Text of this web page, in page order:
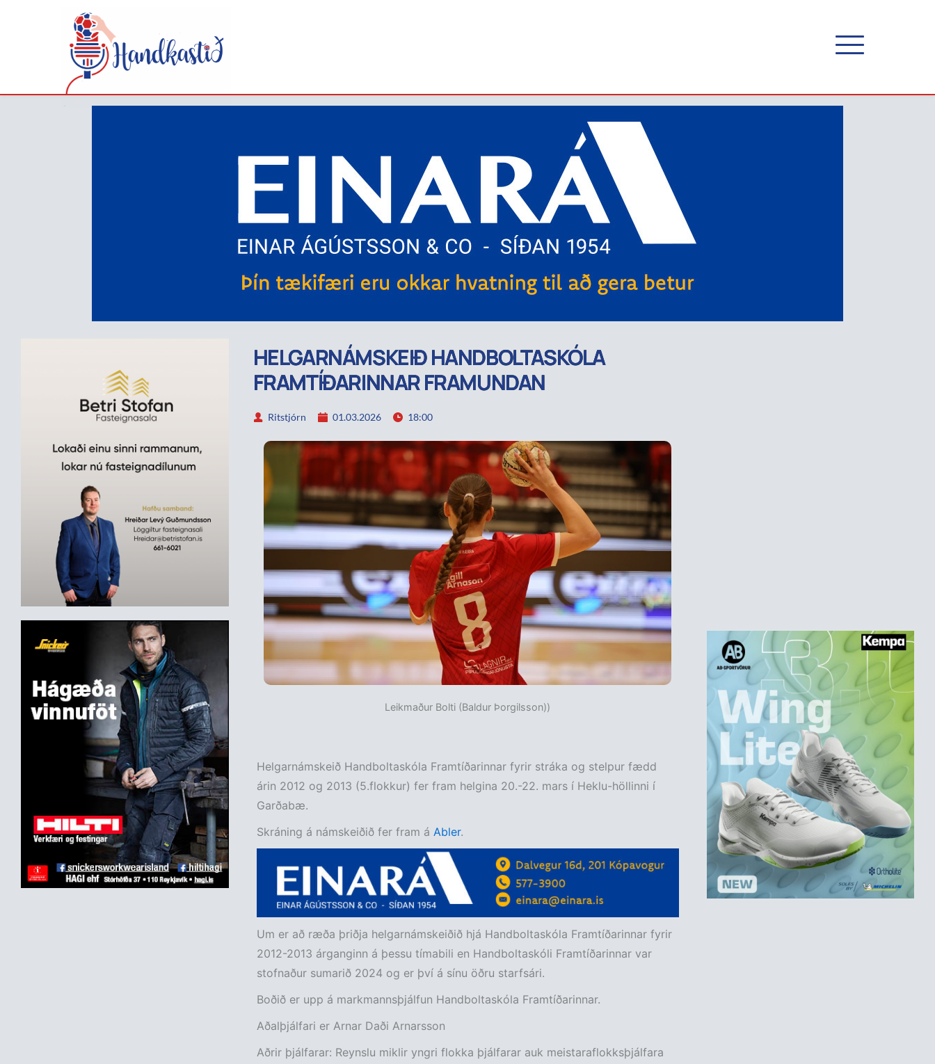
HELGARNÁMSKEIÐ HANDBOLTASKÓLA
FRAMTÍÐARINNAR FRAMUNDAN
Ritstjórn 01.03.2026 18:00
Leikmaður Bolti (Baldur Þorgilsson))
Helgarnámskeið Handboltaskóla Framtíðarinnar fyrir stráka og stelpur fædd
árin 2012 og 2013 (5.flokkur) fer fram helgina 20.-22. mars í Heklu-höllinni í
Garðabæ.
Skráning á námskeiðið fer fram á Abler.
Um er að ræða þriðja helgarnámskeiðið hjá Handboltaskóla Framtíðarinnar fyrir
2012-2013 árganginn á þessu tímabili en Handboltaskóli Framtíðarinnar var
stofnaður sumarið 2024 og er því á sínu öðru starfsári.
Boðið er upp á markmannsþjálfun Handboltaskóla Framtíðarinnar.
Aðalþjálfari er Arnar Daði Arnarsson
Aðrir þjálfarar: Reynslu miklir yngri flokka þjálfarar auk meistaraflokksþjálfara